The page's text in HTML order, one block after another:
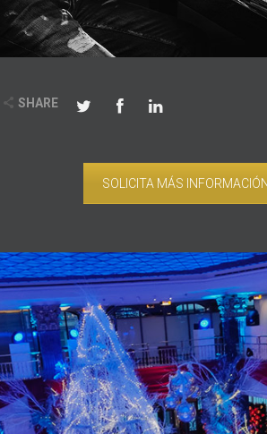
SHARE
SOLICITA MÁS